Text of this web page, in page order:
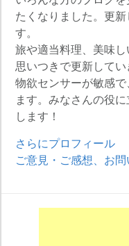
たくなりました。更
す。
旅や適当料理、美味
思いつきで更新してい
物欲センサーが敏感
ます。みなさんの役
します！
さらにプロフィール
ご意見・ご感想、お